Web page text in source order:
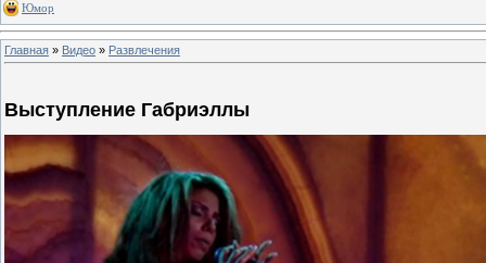
Юмор
Главная » Видео » Развлечения
Выступление Габриэллы